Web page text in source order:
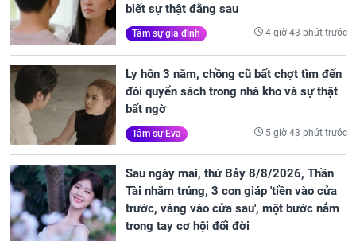
biết sự thật đằng sau
Tâm sự gia đình 4 giờ 43 phút trước
Ly hôn 3 năm, chồng cũ bất chợt tìm đến
đòi quyển sách trong nhà kho và sự thật
bất ngờ
Tâm sự Eva 5 giờ 43 phút trước
Sau ngày mai, thứ Bảy 8/8/2026, Thần
Tài nhắm trúng, 3 con giáp 'tiền vào cửa
trước, vàng vào cửa sau', một bước nắm
trong tay cơ hội đổi đời